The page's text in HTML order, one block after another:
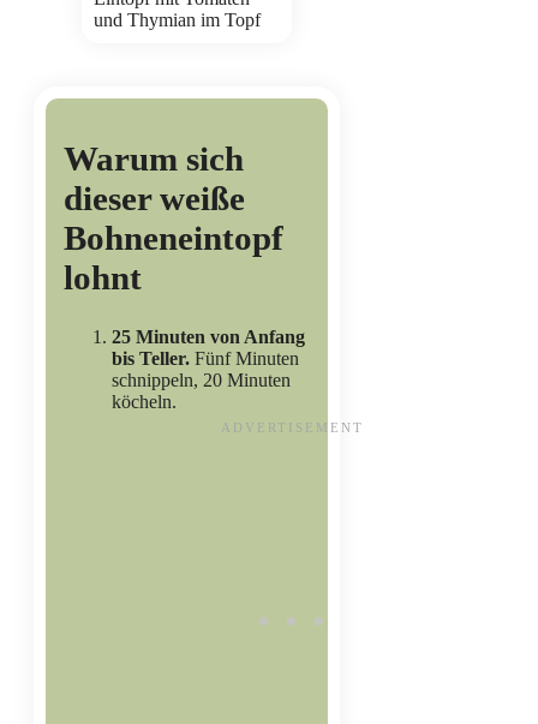
Warum sich
dieser weiße
Bohneneintopf
lohnt
25 Minuten von Anfang
bis Teller. Fünf Minuten
schnippeln, 20 Minuten
köcheln.